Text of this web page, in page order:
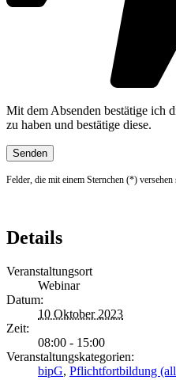
Mit dem Absenden bestätige ich
zu haben und bestätige diese.
Felder, die mit einem Sternchen (*)
Details
Veranstaltungsort
Webinar
Datum:
10 Oktober 2023
Zeit:
08:00 - 15:00
Veranstaltungskategorien:
bipG, Pflichtfortbildung